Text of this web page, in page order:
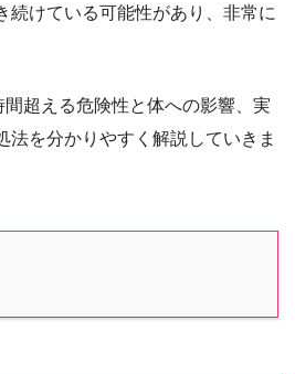
続けている可能性があり、非常に
超える危険性と体への影響、実
法を分かりやすく解説していきま